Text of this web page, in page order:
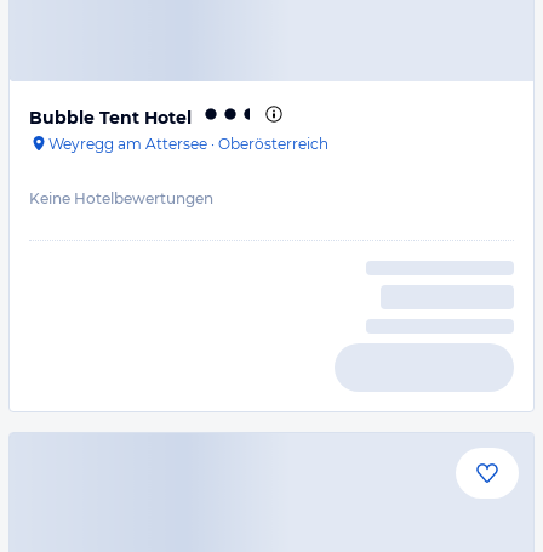
Bubble Tent Hotel
Weyregg am Attersee · Oberösterreich
Keine Hotelbewertungen